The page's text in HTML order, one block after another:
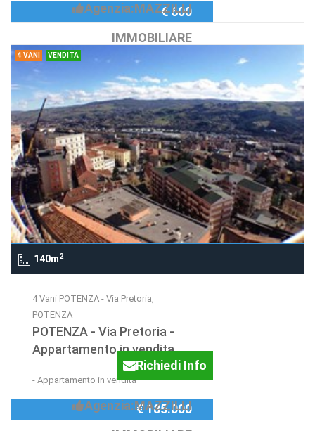
Agenzia:MAZZILLI
IMMOBILIARE
€ 600
4 VANI VENDITA
140m2
4 Vani POTENZA - Via Pretoria,
POTENZA
POTENZA - Via Pretoria -
Appartamento in vendita
- Appartamento in vendita
Richiedi Info
Agenzia:MAZZILLI
€ 185.000